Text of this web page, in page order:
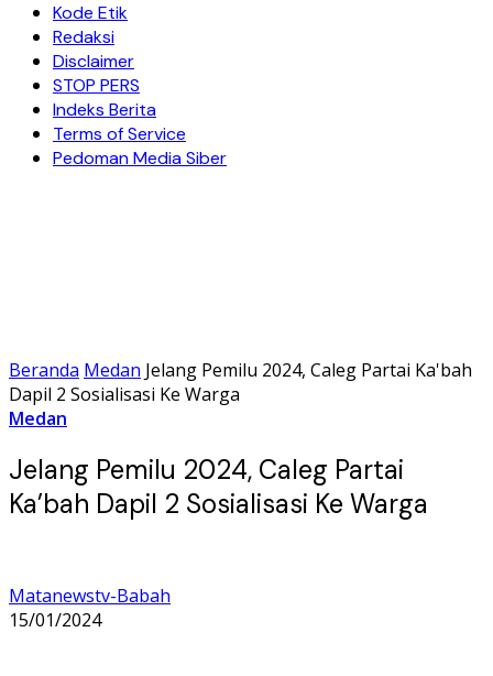
Kode Etik
Redaksi
Disclaimer
STOP PERS
Indeks Berita
Terms of Service
Pedoman Media Siber
Beranda Medan Jelang Pemilu 2024, Caleg Partai Ka'bah
Dapil 2 Sosialisasi Ke Warga
Medan
Jelang Pemilu 2024, Caleg Partai
Ka’bah Dapil 2 Sosialisasi Ke Warga
Matanewstv-Babah
15/01/2024